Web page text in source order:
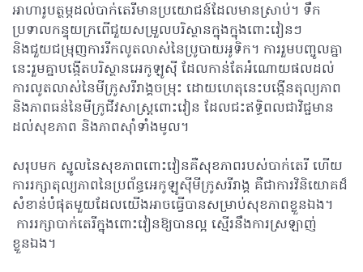
អាហារូបត្ថម្ភដល់បាក់តេរីមានប្រយោជន៍ដែលមានស្រាប់។ ទឹក
ប្រទាលកន្ទុយក្រពើជួយសម្រួលបរិស្ថានក្នុងក្នុងពោះវៀនៗ
និងជួយជម្រុញការរីកលូតលាស់នៃប្រូបាយអូទិក។ ការរួមបញ្ចូលគ្នា
នេះរួមគ្នាបង្កើតបរិស្ថានអេកូឡូស៊ី ដែលកាន់តែអំណោយផលដល់
ការលូតលាស់នៃមីក្រូសរីរាង្គចម្រុះ ដោយហេតុនេះបង្កើនតុល្យភាព
និងភាពធន់នៃមីក្រូជីវសាស្ត្រពោះវៀន ដែលជះឥទ្ធិពលជាវិជ្ជមាន
ដល់សុខភាព និងភាពស៊ាំទាំងមូល។
សរុបមក ស្នូលនៃសុខភាពពោះវៀនគឺសុខភាពរបស់បាក់តេរី ហើយ
ការរក្សាតុល្យភាពនៃប្រព័ន្ធអេកូឡូស៊ីមីក្រូសរីរាង្គ គឺជាការវិនិយោគដ៏
សំខាន់បំផុតមួយដែលយើងអាចធ្វើបានសម្រាប់សុខភាពខ្លួនឯង។
ការរក្សាបាក់តេរីក្នុងពោះវៀនឱ្យបានល្អ ស្មើរនឹងការស្រឡាញ់
ខ្លួនឯង។